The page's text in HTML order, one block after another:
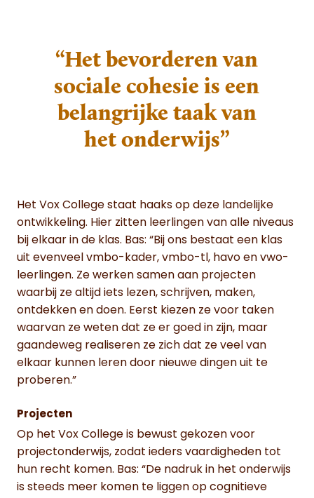
“Het bevorderen van
sociale cohesie is een
belangrijke taak van
het onderwijs”
Het Vox College staat haaks op deze landelijke
ontwikkeling. Hier zitten leerlingen van alle niveaus
bij elkaar in de klas. Bas: “Bij ons bestaat een klas
uit evenveel vmbo-kader, vmbo-tl, havo en vwo-
leerlingen. Ze werken samen aan projecten
waarbij ze altijd iets lezen, schrijven, maken,
ontdekken en doen. Eerst kiezen ze voor taken
waarvan ze weten dat ze er goed in zijn, maar
gaandeweg realiseren ze zich dat ze veel van
elkaar kunnen leren door nieuwe dingen uit te
proberen.”
Projecten
Op het Vox College is bewust gekozen voor
projectonderwijs, zodat ieders vaardigheden tot
hun recht komen. Bas: “De nadruk in het onderwijs
is steeds meer komen te liggen op cognitieve